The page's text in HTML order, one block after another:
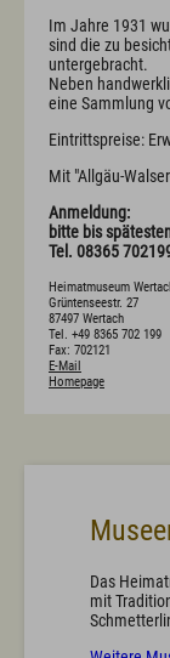
Service &
Kontakt &
Anreise & ÖPNV
Ortsplan
Newsletter
A-Z
Partnerlinks
Presse
Bücherei
Vermieterservice
Wetter
Wintersportbericht
Im Jahre 1931
sind die zu
untergebracht.
Neben
eine Sammlung
Eintrittspreise:
Mit "Allgäu-
Anmeldung:
bitte bis
Tel. 08365
Heimatmuseum
Grüntenseestr. 27
87497 Wertach
Tel. +49 8365 702 199
Fax: 702121
E-Mail
Homepage
Das
mit